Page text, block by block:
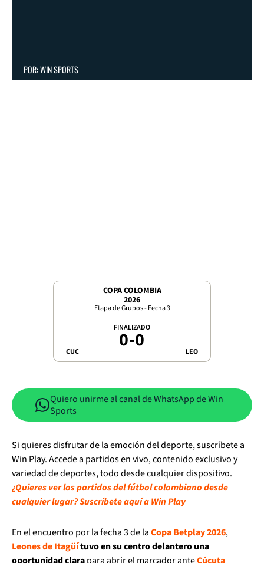
POR: WIN SPORTS
COPA COLOMBIA
2026
Etapa de Grupos - Fecha 3
CUC
FINALIZADO
0-0 LEO
Quiero unirme al canal de WhatsApp de Win
Sports
Si quieres disfrutar de la emoción del deporte, suscríbete a
Win Play. Accede a partidos en vivo, contenido exclusivo y
variedad de deportes, todo desde cualquier dispositivo.
¿Quieres ver los partidos del fútbol colombiano desde
cualquier lugar? Suscríbete aquí a Win Play
En el encuentro por la fecha 3 de laCopa Betplay 2026,
Leones de Itagüítuvo en su centro delantero una